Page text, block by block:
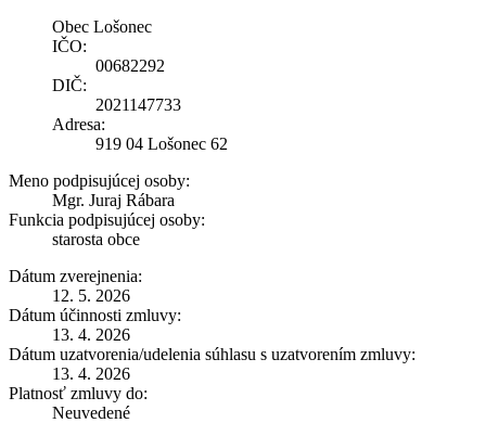
Obec Lošonec
IČO:
00682292
DIČ:
2021147733
Adresa:
919 04 Lošonec 62
Meno podpisujúcej osoby:
Mgr. Juraj Rábara
Funkcia podpisujúcej osoby:
starosta obce
Dátum zverejnenia:
12. 5. 2026
Dátum účinnosti zmluvy:
13. 4. 2026
Dátum uzatvorenia/udelenia súhlasu s uzatvorením zmluvy:
13. 4. 2026
Platnosť zmluvy do:
Neuvedené